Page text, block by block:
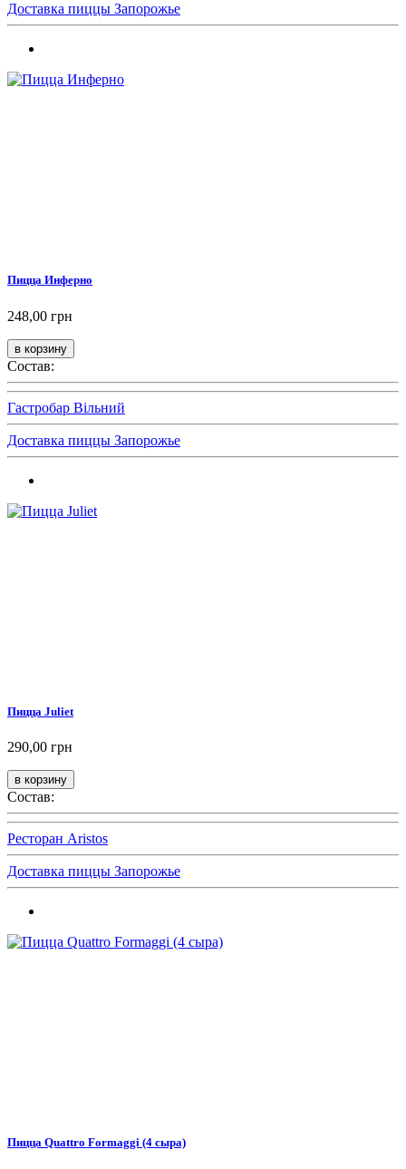
Доставка пиццы Запорожье
Пицца Инферно
248,00 грн
Состав:
Гастробар Вільний
Доставка пиццы Запорожье
Пицца Juliet
290,00 грн
Состав:
Ресторан Aristos
Доставка пиццы Запорожье
Пицца Quattro Formaggi (4 сыра)